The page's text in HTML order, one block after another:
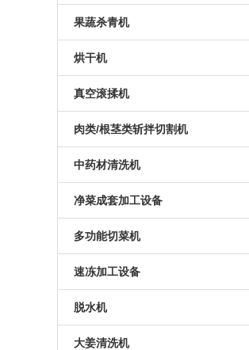
清洗机
菌类清洗机
水果类清洗机
巴氏杀菌流水线
巴氏杀菌机价格
巴氏杀菌设备
土豆清洗机
毛辊清洗去皮机
根茎类清洗机
蒸煮机流水线
蒸煮机设备
肉类蒸煮机
海产品蒸煮机
漂烫机
蔬菜漂烫机
漂烫流水线
速冻加工设备
速冻流水线
果蔬杀青机
杀青机
蔬菜杀青机
烘干机
红薯烘干机
烘干箱
烘干机设备
真空滚揉机
肉类滚揉机
肉类/根茎类斩拌切割机
鸡爪切割机
拆丝机
肉类斩拌机
中药材清洗机
清洗设备
药材气泡清洗机
净菜成套加工设备
根茎类果蔬加工设备
净菜设备
净菜加工生产线
多功能切菜机
果蔬绞切机
切条机
蔬菜切丁机
速冻加工设备
速冻薯条加工设备
速冻山野菜加工设备
脱水机
半自动蔬菜脱水机
大姜清洗机